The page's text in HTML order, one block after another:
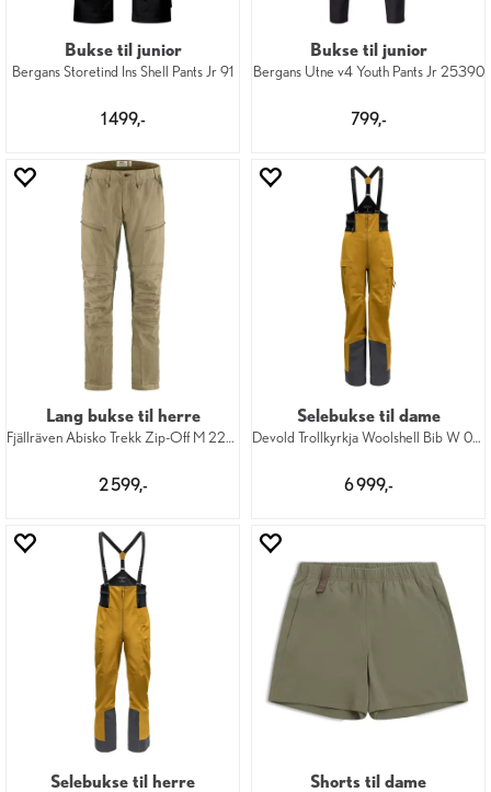
Bukse til junior
Bergans Storetind Ins Shell Pants Jr 91
1 499,-
Bukse til junior
Bergans Utne v4 Youth Pants Jr 25390
799,-
Lang bukse til herre
Fjällräven Abisko Trekk Zip-Off M 220-24
2 599,-
Selebukse til dame
Devold Trollkyrkja Woolshell Bib W 058
6 999,-
Selebukse til herre Shorts til dame